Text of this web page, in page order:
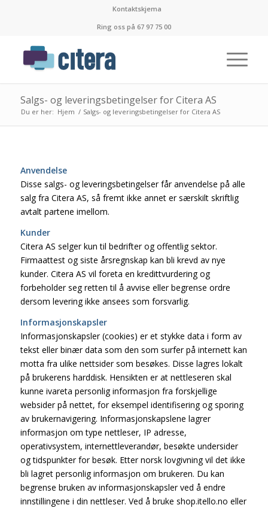
Kontaktskjema
Ring oss på 67 97 75 00
Salgs- og leveringsbetingelser for Citera AS
Du er her: Hjem / Salgs- og leveringsbetingelser for Citera AS
Anvendelse
Disse salgs- og leveringsbetingelser får anvendelse på alle
salg fra Citera AS, så fremt ikke annet er særskilt skriftlig
avtalt partene imellom.
Kunder
Citera AS selger kun til bedrifter og offentlig sektor.
Firmaattest og siste årsregnskap kan bli krevd av nye
kunder. Citera AS vil foreta en kredittvurdering og
forbeholder seg retten til å avvise eller begrense ordre
dersom levering ikke ansees som forsvarlig.
Informasjonskapsler
Informasjonskapsler (cookies) er et stykke data i form av
tekst eller binær data som den som surfer på internett kan
motta fra ulike nettsider som besøkes. Disse lagres lokalt
på brukerens harddisk. Hensikten er at nettleseren skal
kunne ivareta personlig informasjon fra forskjellige
websider på nettet, for eksempel identifisering og sporing
av brukernavigering. Informasjonskapslene lagrer
informasjon om type nettleser, IP adresse,
operativsystem, internettleverandør, besøkte undersider
og tidspunkter for besøk. Etter norsk lovgivning vil det ikke
bli lagret personlig informasjon om brukeren. Du kan
begrense bruken av informasjonskapsler ved å endre
innstillingene i din nettleser. Ved å bruke shop.itello.no eller